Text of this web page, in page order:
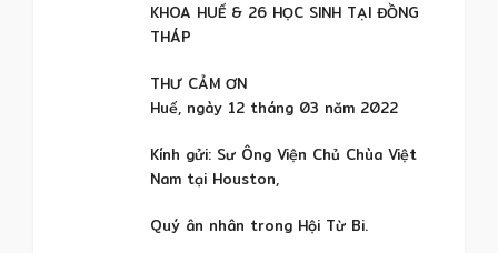
KHOA HUẾ & 26 HỌC SINH TẠI ĐỒNG
THÁP
THƯ CẢM ƠN
Huế, ngày 12 tháng 03 năm 2022
Kính gửi: Sư Ông Viện Chủ Chùa Việt
Nam tại Houston,
Quý ân nhân trong Hội Từ Bi.